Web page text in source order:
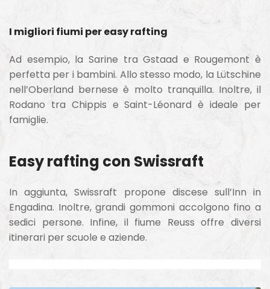
I migliori fiumi per easy rafting
Ad esempio, la Sarine tra Gstaad e Rougemont è
perfetta per i bambini. Allo stesso modo, la Lütschine
nell’Oberland bernese è molto tranquilla. Inoltre, il
Rodano tra Chippis e Saint-Léonard è ideale per
famiglie.
Easy rafting con Swissraft
In aggiunta, Swissraft propone discese sull’Inn in
Engadina. Inoltre, grandi gommoni accolgono fino a
sedici persone. Infine, il fiume Reuss offre diversi
itinerari per scuole e aziende.